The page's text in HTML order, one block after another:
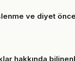
ve diyet
hakkında